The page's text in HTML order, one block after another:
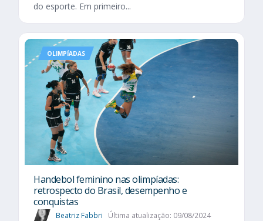
do esporte. Em primeiro...
OLIMPÍADAS
Handebol feminino nas olimpíadas:
retrospecto do Brasil, desempenho e
conquistas
Beatriz Fabbri Última atualização: 09/08/2024